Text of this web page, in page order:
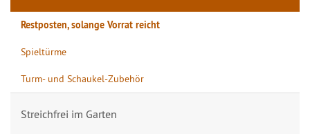
Restposten, solange Vorrat reicht
Spieltürme
Turm- und Schaukel-Zubehör
Streichfrei im Garten